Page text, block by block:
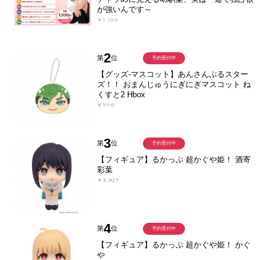
が強いんです～
￥1,100
第2位
【グッズ-マスコット】あんさんぶるスター
ズ！！ おまんじゅうにぎにぎマスコット ね
くすと2 Hbox
￥770
予約受付中
第3位
【フィギュア】るかっぷ 超かぐや姫！ 酒寄
彩葉
￥3,927
予約受付中
第4位
【フィギュア】るかっぷ 超かぐや姫！ かぐ
や
予約受付中